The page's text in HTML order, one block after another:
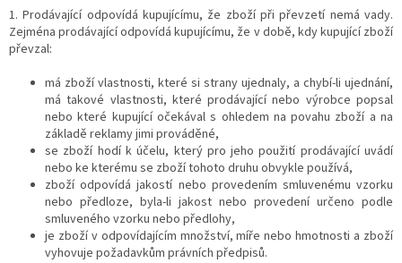
1. Prodávající odpovídá kupujícímu, že zboží při převzetí nemá vady.
Zejména prodávající odpovídá kupujícímu, že v době, kdy kupující zboží
převzal:
má zboží vlastnosti, které si strany ujednaly, a chybí-li ujednání,
má takové vlastnosti, které prodávající nebo výrobce popsal
nebo které kupující očekával s ohledem na povahu zboží a na
základě reklamy jimi prováděné,
se zboží hodí k účelu, který pro jeho použití prodávající uvádí
nebo ke kterému se zboží tohoto druhu obvykle používá,
zboží odpovídá jakostí nebo provedením smluvenému vzorku
nebo předloze, byla-li jakost nebo provedení určeno podle
smluveného vzorku nebo předlohy,
je zboží v odpovídajícím množství, míře nebo hmotnosti a zboží
vyhovuje požadavkům právních předpisů.